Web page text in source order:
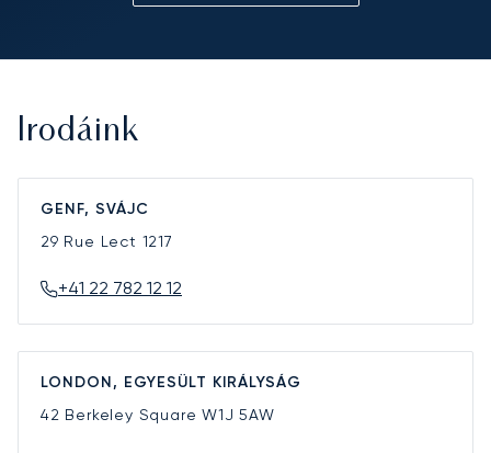
Irodáink
GENF, SVÁJC
29 Rue Lect 1217
+41 22 782 12 12
LONDON, EGYESÜLT KIRÁLYSÁG
42 Berkeley SquareW1J 5AW